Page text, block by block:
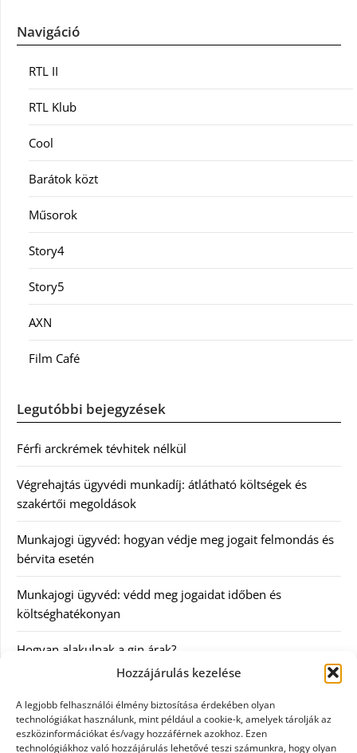
Hozzájárulás kezelése
A legjobb felhasználói élmény biztosítása érdekében olyan
technológiákat használunk, mint például a cookie-k, amelyek tárolják az
eszközinformációkat és/vagy hozzáférnek azokhoz. Ezen
technológiákhoz való hozzájárulás lehetővé teszi számunkra, hogy olyan
Navigáció
RTL II
RTL Klub
Cool
Barátok közt
Műsorok
Story4
Story5
AXN
Film Café
Legutóbbi bejegyzések
Férfi arckrémek tévhitek nélkül
Végrehajtás ügyvédi munkadíj: átlátható költségek és
szakértői megoldások
Munkajogi ügyvéd: hogyan védje meg jogait felmondás és
bérvita esetén
Munkajogi ügyvéd: védd meg jogaidat időben és
költséghatékonyan
Hogyan alakulnak a gin árak?
Kategóriák
Egészség